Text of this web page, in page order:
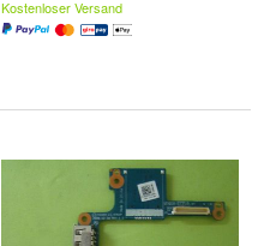
Kostenloser Versand